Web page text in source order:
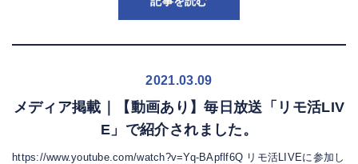
2021.03.09
メディア掲載｜【動画あり】毎日放送「リモ活LIV
E」で紹介されました。
https://www.youtube.com/watch?v=Yq-BApflf6Q リモ活LIVEに参加し